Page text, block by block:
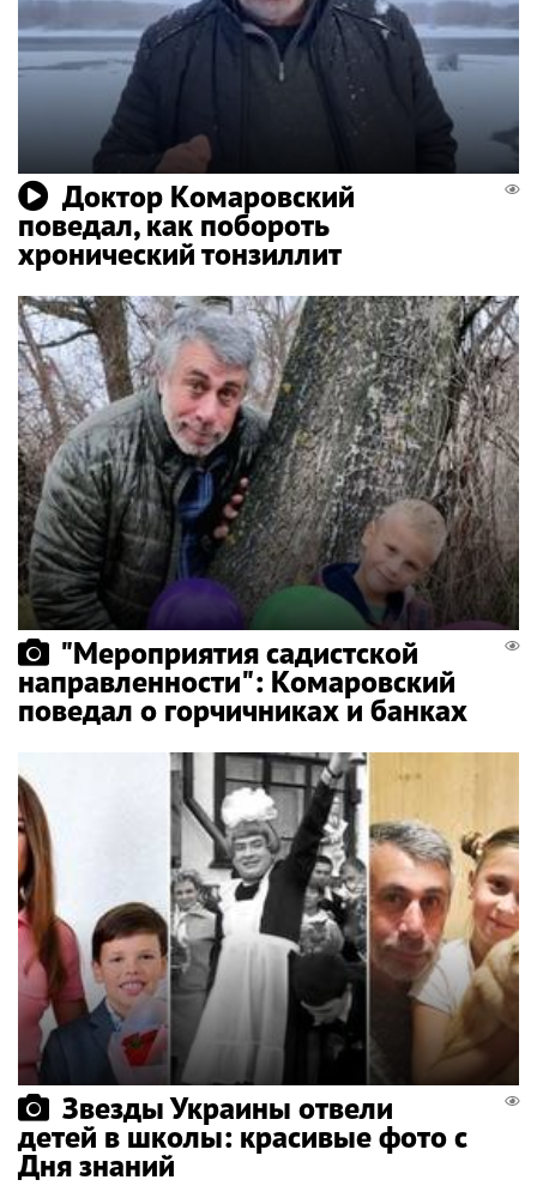
Доктор Комаровский
поведал, как побороть
хронический тонзиллит
"Мероприятия садистской
направленности": Комаровский
поведал о горчичниках и банках
Звезды Украины отвели
детей в школы: красивые фото с
Дня знаний